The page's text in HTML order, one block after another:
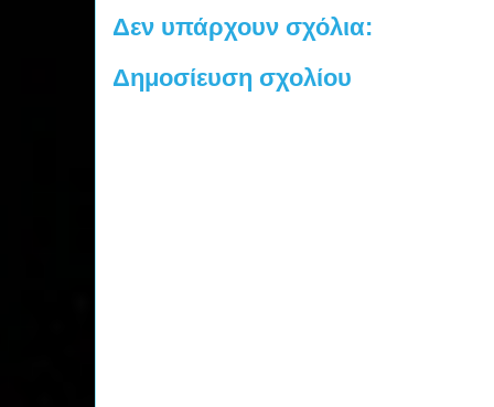
Δεν υπάρχουν σχόλια:
Δημοσίευση σχολίου